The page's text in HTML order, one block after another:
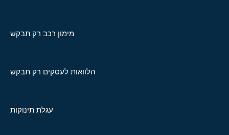
מימון רכב רק תבקש
הלוואות לעסקים רק תבקש
עגלת תינוקות